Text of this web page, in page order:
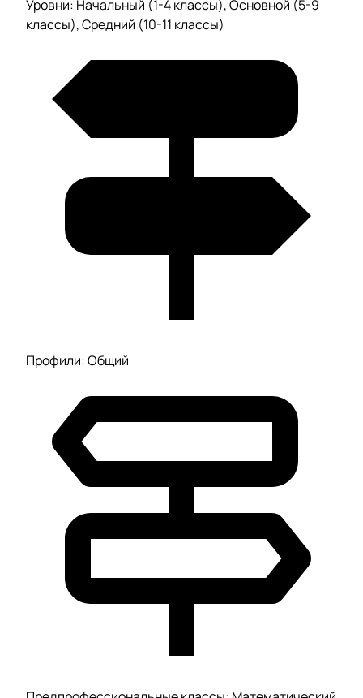
Уровни: Начальный (1-4 классы), Основной (5-9
классы), Средний (10-11 классы)
Профили: Общий